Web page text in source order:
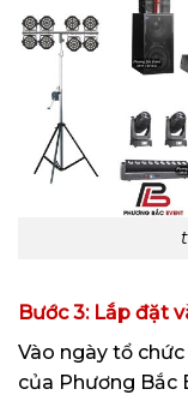
Bước 3: Lắp đặt
Vào ngày tổ
của Phương Bắc